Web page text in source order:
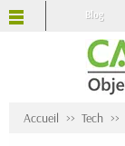
Blog
Accueil Tech